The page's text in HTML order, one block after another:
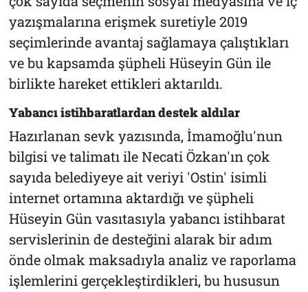
yazışmalarına erişmek suretiyle 2019
seçimlerinde avantaj sağlamaya çalıştıkları
ve bu kapsamda şüpheli Hüseyin Gün ile
birlikte hareket ettikleri aktarıldı.
Yabancı istihbaratlardan destek aldılar
Hazırlanan sevk yazısında, İmamoğlu'nun
bilgisi ve talimatı ile Necati Özkan'ın çok
sayıda belediyeye ait veriyi 'Ostin' isimli
internet ortamına aktardığı ve şüpheli
Hüseyin Gün vasıtasıyla yabancı istihbarat
servislerinin de desteğini alarak bir adım
önde olmak maksadıyla analiz ve raporlama
işlemlerini gerçekleştirdikleri, bu hususun